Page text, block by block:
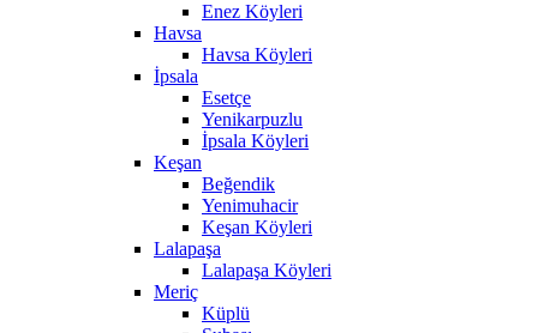
Enez Köyleri
Havsa
Havsa Köyleri
İpsala
Esetçe
Yenikarpuzlu
İpsala Köyleri
Keşan
Beğendik
Yenimuhacir
Keşan Köyleri
Lalapaşa
Lalapaşa Köyleri
Meriç
Küplü